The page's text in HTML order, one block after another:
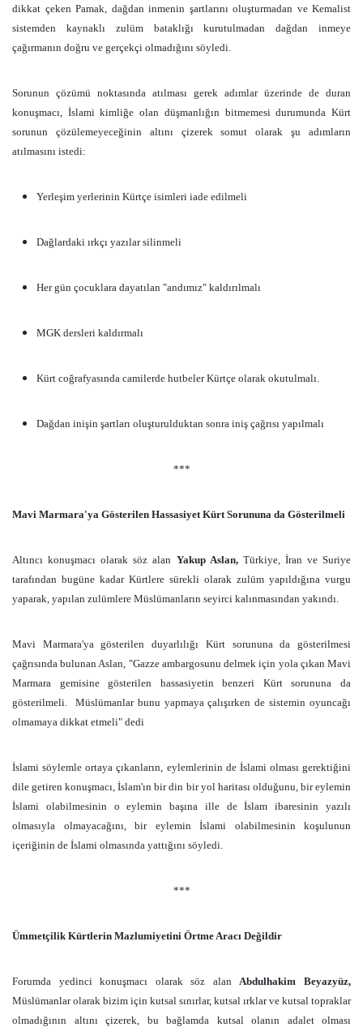
dikkat çeken Pamak, dağdan inmenin şartlarını oluşturmadan ve Kemalist
sistemden kaynaklı zulüm bataklığı kurutulmadan dağdan inmeye
çağırmanın doğru ve gerçekçi olmadığını söyledi.
Sorunun çözümü noktasında atılması gerek adımlar üzerinde de duran
konuşmacı, İslami kimliğe olan düşmanlığın bitmemesi durumunda Kürt
sorunun çözülemeyeceğinin altını çizerek somut olarak şu adımların
atılmasını istedi:
Yerleşim yerlerinin Kürtçe isimleri iade edilmeli
Dağlardaki ırkçı yazılar silinmeli
Her gün çocuklara dayatılan "andımız" kaldırılmalı
MGK dersleri kaldırmalı
Kürt coğrafyasında camilerde hutbeler Kürtçe olarak okutulmalı.
Dağdan inişin şartları oluşturulduktan sonra iniş çağrısı yapılmalı
***
Mavi Marmara'ya Gösterilen Hassasiyet Kürt Sorununa da Gösterilmeli
Altıncı konuşmacı olarak söz alan Yakup Aslan, Türkiye, İran ve Suriye
tarafından bugüne kadar Kürtlere sürekli olarak zulüm yapıldığına vurgu
yaparak, yapılan zulümlere Müslümanların seyirci kalınmasından yakındı.
Mavi Marmara'ya gösterilen duyarlılığı Kürt sorununa da gösterilmesi
çağrısında bulunan Aslan, "Gazze ambargosunu delmek için yola çıkan Mavi
Marmara gemisine gösterilen hassasiyetin benzeri Kürt sorununa da
gösterilmeli.
Müslümanlar bunu yapmaya çalışırken de sistemin oyuncağı
olmamaya dikkat etmeli" dedi
İslami söylemle ortaya çıkanların, eylemlerinin de İslami olması gerektiğini
dile getiren konuşmacı, İslam'ın bir din bir yol haritası olduğunu, bir eylemin
İslami olabilmesinin o eylemin başına ille de İslam ibaresinin yazılı
olmasıyla olmayacağını, bir eylemin İslami olabilmesinin koşulunun
içeriğinin de İslami olmasında yattığını söyledi.
***
Ümmetçilik Kürtlerin Mazlumiyetini Örtme Aracı Değildir
Forumda yedinci konuşmacı olarak söz alanAbdulhakim Beyazyüz,
Müslümanlar olarak bizim için kutsal sınırlar, kutsal ırklar ve kutsal topraklar
olmadığının altını çizerek, bu bağlamda kutsal olanın adalet olması